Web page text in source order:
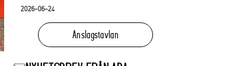
2026-06-24
Anslagstavlan